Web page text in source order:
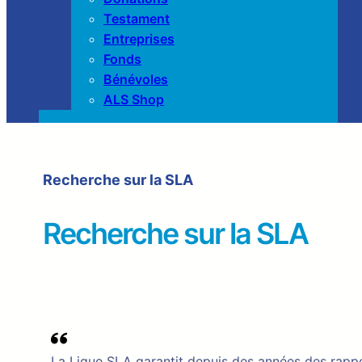
Testament
Entreprises
Fonds
Bénévoles
ALS Shop
Recherche sur la SLA
Recherche sur la SLA